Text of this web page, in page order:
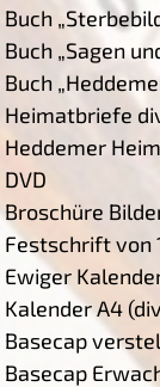
Buch
Buch „Sagen
Buch
Heimatbriefe
Heddemer
DVD
Broschüre
Festschrift von
Ewiger
Kalender A4
Basecap
Basecap